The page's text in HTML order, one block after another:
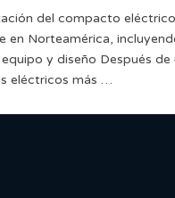
del compacto
en Norteamérica,
y diseño Después de
eléctricos más …